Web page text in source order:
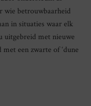
wie betrouwbaarheid
in situaties waar elk
uitgebreid met nieuwe
een zwarte of ‘dune